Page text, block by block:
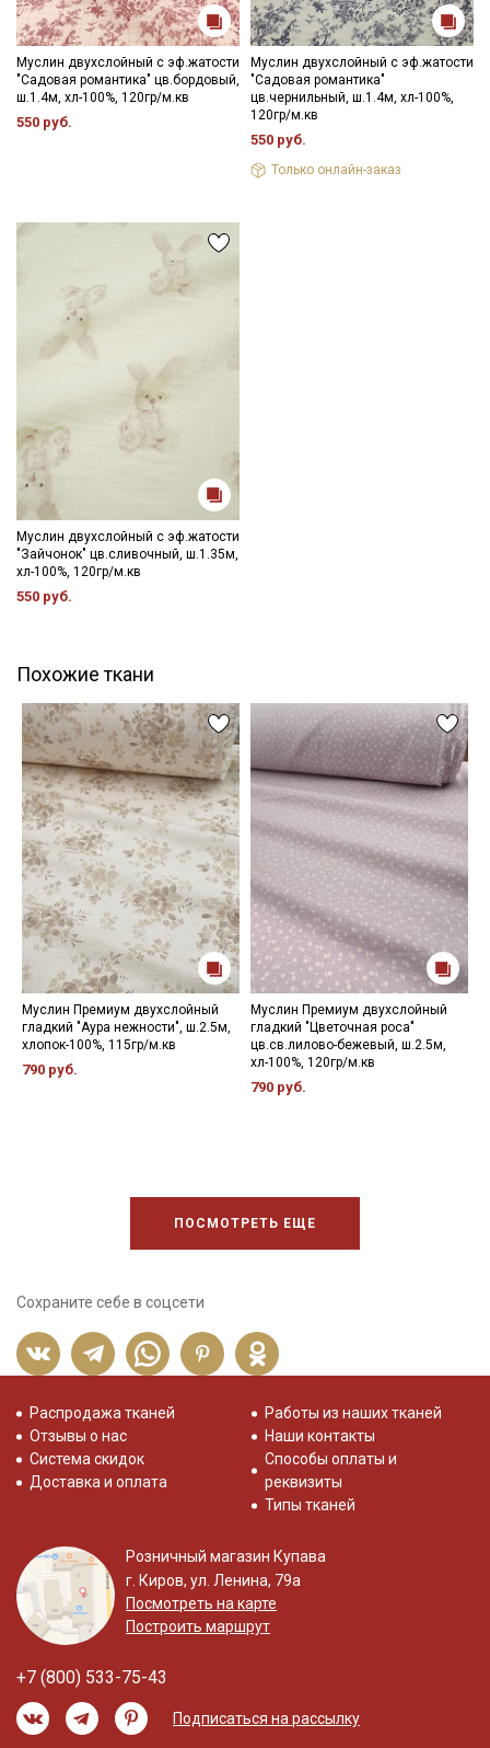
Муслин двухслойный с эф.жатости
"Садовая романтика" цв.бордовый,
ш.1.4м, хл-100%, 120гр/м.кв
550 руб.
Муслин двухслойный с эф.жатости
"Садовая романтика"
цв.чернильный, ш.1.4м, хл-100%,
120гр/м.кв
550 руб.
Только онлайн-заказ
Муслин двухслойный с эф.жатости
"Зайчонок" цв.сливочный, ш.1.35м,
хл-100%, 120гр/м.кв
550 руб.
Похожие ткани
Муслин Премиум двухслойный
гладкий "Аура нежности", ш.2.5м,
хлопок-100%, 115гр/м.кв
790 руб.
Муслин Премиум двухслойный
гладкий "Цветочная роса"
цв.св.лилово-бежевый, ш.2.5м,
хл-100%, 120гр/м.кв
790 руб.
ПОСМОТРЕТЬ ЕЩЕ
Сохраните себе в соцсети
Распродажа тканей
Отзывы о нас
Система скидок
Доставка и оплата
Работы из наших тканей
Наши контакты
Способы оплаты и
реквизиты
Типы тканей
Розничный магазин Купава
г. Киров, ул. Ленина, 79а
Посмотреть на карте
Построить маршрут
+7 (800) 533-75-43
Подписаться на рассылку